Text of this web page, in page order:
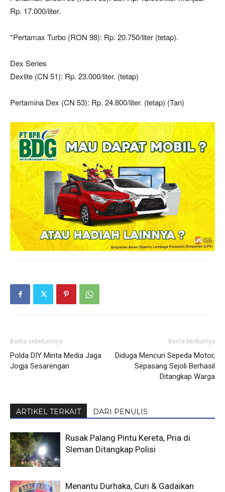
Rp. 17.000/liter.
*Pertamax Turbo (RON 98): Rp. 20.750/liter (tetap).
Dex Series
Dexlite (CN 51): Rp. 23.000/liter. (tetap)
Pertamina Dex (CN 53): Rp. 24.800/liter. (tetap) (Tan)
Berita sebelumnya
Polda DIY Minta Media Jaga
Jogja Sesarengan
Berita berikutnya
Diduga Mencuri Sepeda Motor,
Sepasang Sejoli Berhasil
Ditangkap Warga
ARTIKEL TERKAIT DARI PENULIS
Rusak Palang Pintu Kereta, Pria di
Sleman Ditangkap Polisi
Menantu Durhaka, Curi & Gadaikan